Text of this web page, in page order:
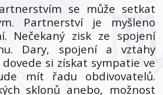
se může setkat
Partnerství je myšleno
Nečekaný zisk ze spojení
Dary, spojení a vztahy
si získat sympatie ve
mít řadu obdivovatelů.
sklonů anebo, možnost